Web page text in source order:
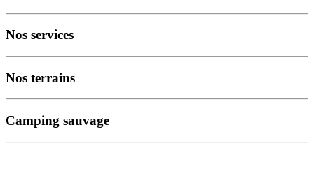
Nos services
Nos terrains
Camping sauvage